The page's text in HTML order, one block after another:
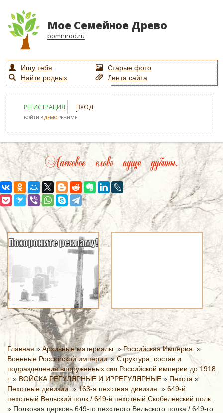
Мое Семейное Древо
pomnirod.ru
Ищу тебя
Старые фото
Найти родных
Лента сайта
РЕГИСТРАЦИЯ ВХОД
ВОЙТИ ВДЕМО РЕЖИМЕ
Ласковое слово пуще дубины.
Главная » Архивные материалы. »Российская Империя. »
Военные Российской империи.»Структура, состав и
подразделения вооруженных сил Российской империи до 1918
г. » ВОЙСКА РЕГУЛЯРНЫЕ И ИРРЕГУЛЯРНЫЕ » Пехота »
Пехотные дивизии.»163-я пехотная дивизия. » 649-й
пехотный Вельский полк / 649-й пехотный Скобелевский полк.
» Полковая церковь 649-го пехотного Вельского полка / 649-го